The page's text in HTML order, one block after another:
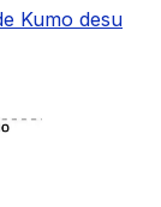
Kumo desu